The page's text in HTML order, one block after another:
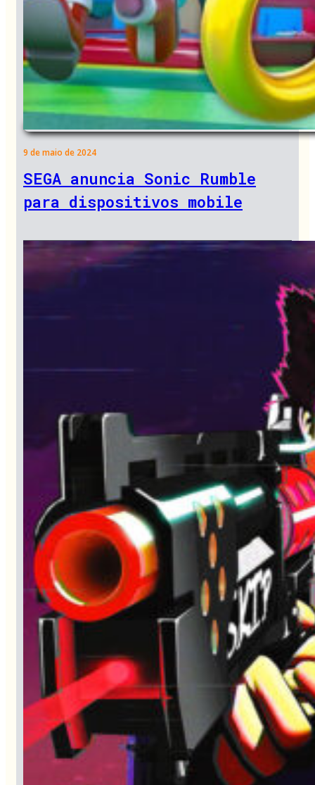
9 de maio de 2024
SEGA anuncia Sonic Rumble
para dispositivos mobile